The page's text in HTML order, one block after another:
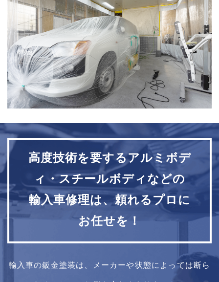
高度技術を要するアルミボデ
ィ・スチールボディなどの
輸入車修理は、頼れるプロに
お任せを！
輸入車の鈑金塗装は、メーカーや状態によっては断ら